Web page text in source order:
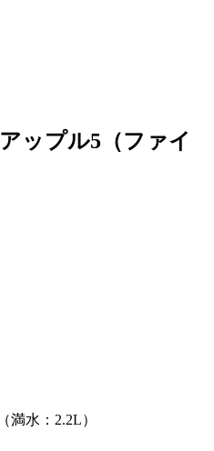
ップル5（ファイ
満水：2.2L）